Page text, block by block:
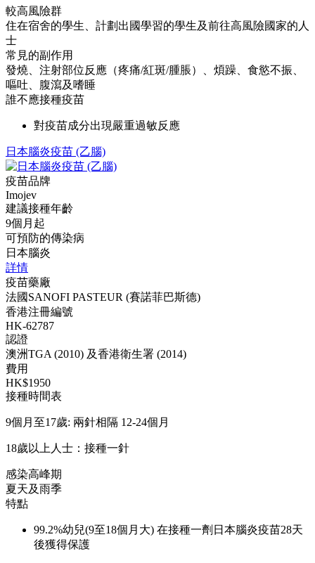
較高風險群
住在宿舍的學生、計劃出國學習的學生及前往高風險國家的人
士
常見的副作用
發燒、注射部位反應（疼痛/紅斑/腫脹）、煩躁、食慾不振、
嘔吐、腹瀉及嗜睡
誰不應接種疫苗
對疫苗成分出現嚴重過敏反應
日本腦炎疫苗 (乙腦)
疫苗品牌
Imojev
建議接種年齡
9個月起
可預防的傳染病
日本腦炎
詳情
疫苗藥廠
法國SANOFI PASTEUR (賽諾菲巴斯德)
香港注冊編號
HK-62787
認證
澳洲TGA (2010) 及香港衛生署 (2014)
費用
HK$1950
接種時間表
9個月至17歲: 兩針相隔 12-24個月
18歲以上人士：接種一針
感染高峰期
夏天及雨季
特點
99.2%幼兒(9至18個月大) 在接種一劑日本腦炎疫苗28天
後獲得保護